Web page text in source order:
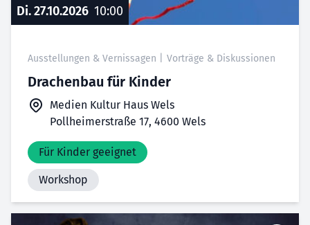
Di. 27.10.2026 10:00
Ausstellungen & Vernissagen Vorträge & Diskussionen
Drachenbau für Kinder
Medien Kultur Haus Wels
Pollheimerstraße 17, 4600 Wels
Für Kinder geeignet
Workshop